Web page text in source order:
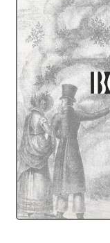
Protecció de dades
Termes i condicions